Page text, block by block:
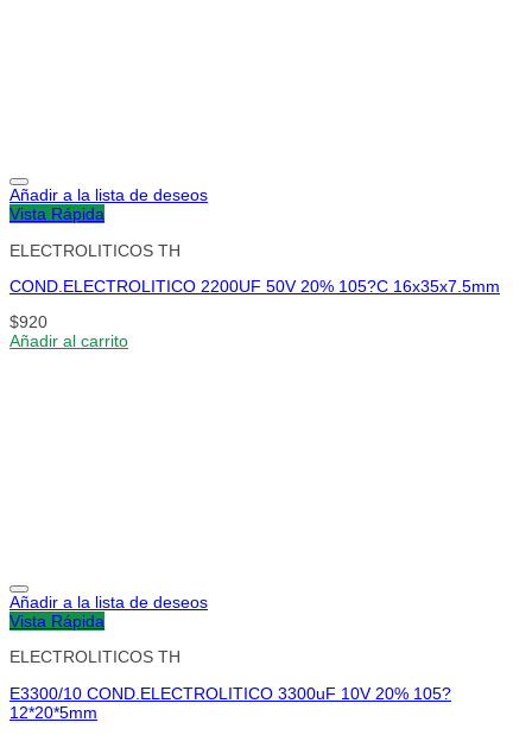
Añadir a la lista de deseos
Vista Rápida
ELECTROLITICOS TH
COND.ELECTROLITICO 2200UF 50V 20% 105?C 16x35x7.5mm
$920
Añadir al carrito
Añadir a la lista de deseos
Vista Rápida
ELECTROLITICOS TH
E3300/10 COND.ELECTROLITICO 3300uF 10V 20% 105?
12*20*5mm